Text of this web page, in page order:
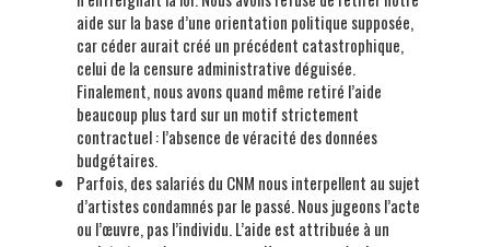
aide sur la base d’une orientation politique supposée,
car céder aurait créé un précédent catastrophique,
celui de la censure administrative déguisée.
Finalement, nous avons quand même retiré l’aide
beaucoup plus tard sur un motif strictement
contractuel : l’absence de véracité des données
budgétaires.
Parfois, des salariés du CNM nous interpellent au sujet
d’artistes condamnés par le passé. Nous jugeons l’acte
ou l’œuvre, pas l’individu. L’aide est attribuée à un